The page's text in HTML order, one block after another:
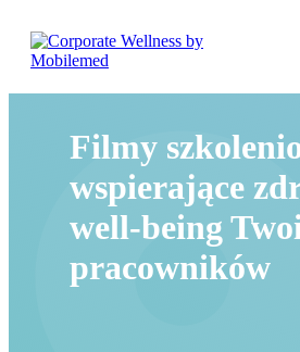
Filmy
wspierające
well-being
pracowników